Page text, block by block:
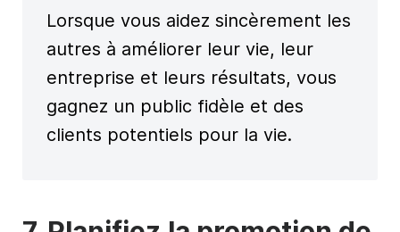
Lorsque vous aidez sincèrement les
autres à améliorer leur vie, leur
entreprise et leurs résultats, vous
gagnez un public fidèle et des
clients potentiels pour la vie.